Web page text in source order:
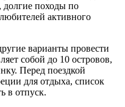
долгие походы по
активного
варианты провести
собой до 10 островов,
Перед поездкой
для отдыха, список
в отпуск.